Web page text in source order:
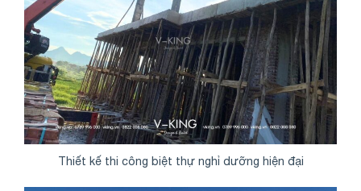
Thiết kế thi công biệt thự nghỉ dưỡng hiện đại